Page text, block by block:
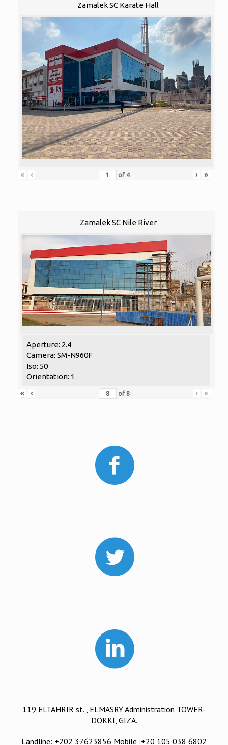
Zamalek SC Karate Hall
« ‹ of 4 › »
Zamalek SC Nile River
Aperture: 2.4
Camera: SM-N960F
Iso: 50
Orientation: 1
«
‹ of 8 › »
119 ELTAHRIR st. , ELMASRY Administration TOWER-
DOKKI, GIZA.
Landline: +202 37623856 Mobile :+20 105 038 6802